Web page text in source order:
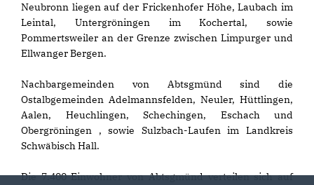
Neubronn liegen auf der Frickenhofer Höhe, Laubach im
Leintal, Untergröningen im Kochertal, sowie
Pommertsweiler an der Grenze zwischen Limpurger und
Ellwanger Bergen.
Nachbargemeinden von Abtsgmünd sind die
Ostalbgemeinden Adelmannsfelden, Neuler, Hüttlingen,
Aalen, Heuchlingen, Schechingen, Eschach und
Obergröningen , sowie Sulzbach-Laufen im Landkreis
Schwäbisch Hall.
Die 7.400 Einwohner von Abtsgmünd verteilen sich auf